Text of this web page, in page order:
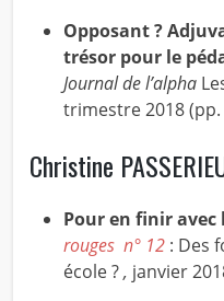
Opposant ?
trésor pour le
Journal de l’alpha
trimestre 2018 (pp.
Christine
Pour en finir avec
rouges n° 12 : Des
école ?, janvier